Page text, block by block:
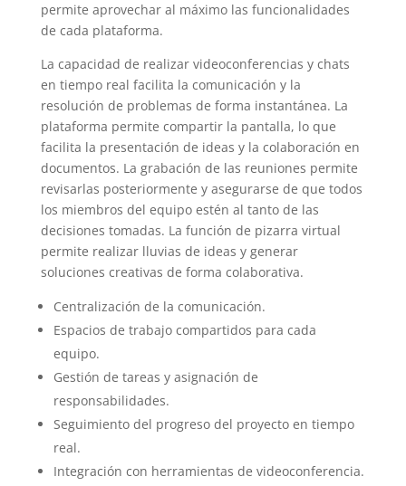
permite aprovechar al máximo las funcionalidades
de cada plataforma.
La capacidad de realizar videoconferencias y chats
en tiempo real facilita la comunicación y la
resolución de problemas de forma instantánea. La
plataforma permite compartir la pantalla, lo que
facilita la presentación de ideas y la colaboración en
documentos. La grabación de las reuniones permite
revisarlas posteriormente y asegurarse de que todos
los miembros del equipo estén al tanto de las
decisiones tomadas. La función de pizarra virtual
permite realizar lluvias de ideas y generar
soluciones creativas de forma colaborativa.
Centralización de la comunicación.
Espacios de trabajo compartidos para cada
equipo.
Gestión de tareas y asignación de
responsabilidades.
Seguimiento del progreso del proyecto en tiempo
real.
Integración con herramientas de videoconferencia.